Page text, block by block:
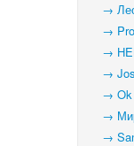
→
→
→
→
→ Ok
→
→